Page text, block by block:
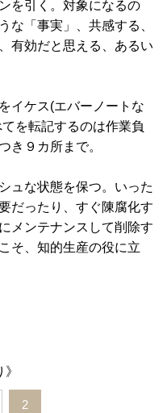
を引く。対象になるの
な「事実」、共感する、
有効だと思える、あるい
イケス(エバーノートな
を転記するのは作業負
き９カ所まで。
ュな状態を保つ。いった
だったり、すぐ陳腐化す
メンテナンスして削除す
そ、知的生産の役に立
2